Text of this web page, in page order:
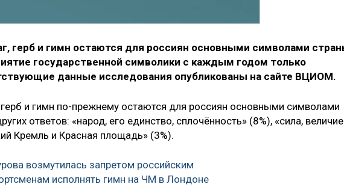
герб и гимн остаются для россиян основными символами
государственной символики с каждым годом только
данные исследования опубликованы на сайте ВЦИОМ.
и гимн по-прежнему остаются для россиян основными символами
ответов: «народ, его единство, сплочённость» (8%), «сила,
Кремль и Красная площадь» (3%).
возмутилась запретом российским
исполнять гимн на ЧМ в Лондоне